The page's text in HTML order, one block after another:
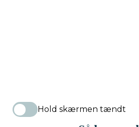
Hold skærmen tændt